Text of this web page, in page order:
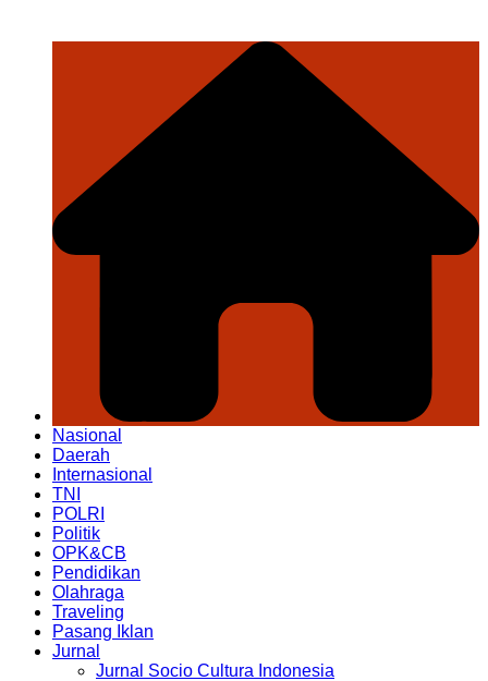
Nasional
Daerah
Internasional
TNI
POLRI
Politik
OPK&CB
Pendidikan
Olahraga
Traveling
Pasang Iklan
Jurnal
Jurnal Socio Cultura Indonesia